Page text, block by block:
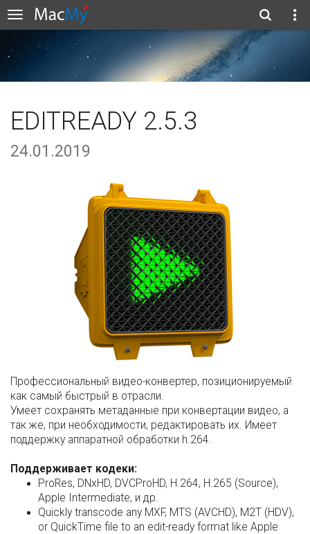
EDITREADY 2.5.3
24.01.2019
Профессиональный видео-конвертер, позиционируемый
как самый быстрый в отрасли.
Умеет сохранять метаданные при конвертации видео, а
так же, при необходимоcти, редактировать их. Имеет
поддержку аппаратной обработки h.264.
Поддерживает кодеки:
ProRes, DNxHD, DVCProHD, H.264, H.265 (Source),
Apple Intermediate, и др.
Quickly transcode any MXF, MTS (AVCHD), M2T (HDV),
or QuickTime file to an edit-ready format like Apple